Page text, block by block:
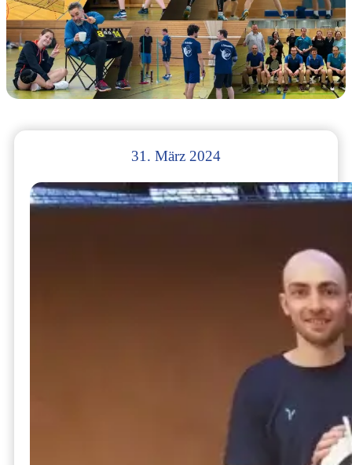
31. März 2024